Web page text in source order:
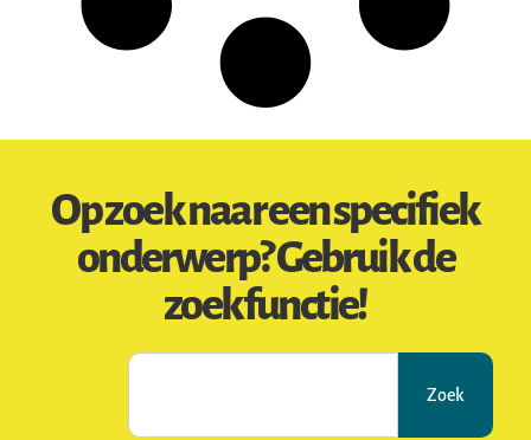
Op zoek naar een specifiek
onderwerp? Gebruik de
zoekfunctie!
Zoek